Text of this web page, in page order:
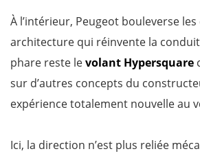
À l’intérieur, Peugeot bouleverse
architecture qui réinvente la
phare reste levolant Hypersquare
sur d’autres concepts du
expérience totalement nouvelle au
Ici, la direction n’est plus reliée